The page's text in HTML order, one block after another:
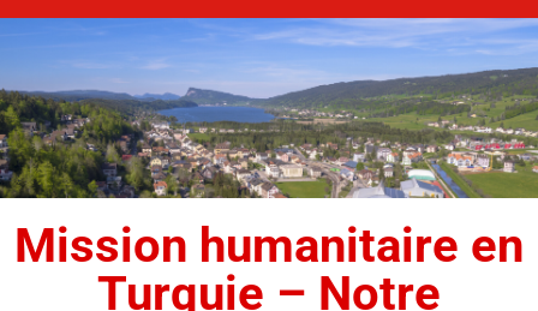
Mission humanitaire en
Turquie – Notre